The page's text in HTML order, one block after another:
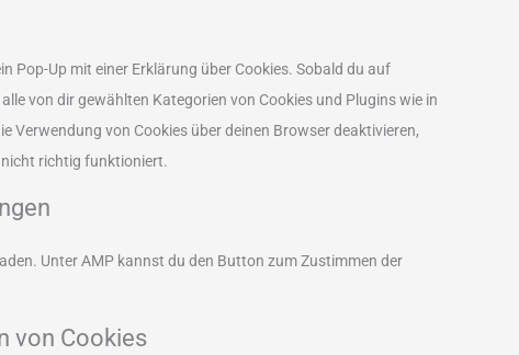
Pop-Up mit einer Erklärung über Cookies. Sobald du auf
von dir gewählten Kategorien von Cookies und Plugins wie in
Verwendung von Cookies über deinen Browser deaktivieren,
richtig funktioniert.
Unter AMP kannst du den Button zum Zustimmen der
von Cookies